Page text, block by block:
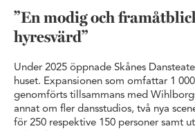
”En modig och
hyresvärd”
Under 2025 öppnade Skånes
huset. Expansionen som omfattar 1
genomförts tillsammans med
annat om fler dansstudios, två nya
för 250 respektive 150 personer samt